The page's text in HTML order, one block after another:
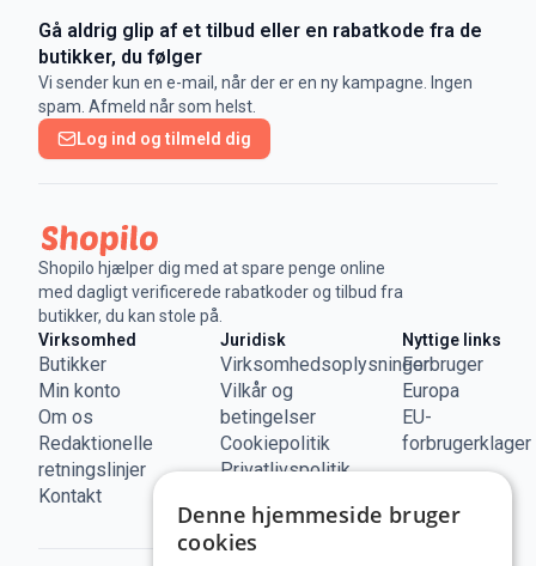
Gå aldrig glip af et tilbud eller en rabatkode fra de
butikker, du følger
Vi sender kun en e-mail, når der er en ny kampagne. Ingen
spam. Afmeld når som helst.
Log ind og tilmeld dig
Shopilo hjælper dig med at spare penge online
med dagligt verificerede rabatkoder og tilbud fra
butikker, du kan stole på.
Virksomhed
Butikker
Min konto
Om os
Redaktionelle
retningslinjer
Kontakt
Juridisk
Virksomhedsoplysninger
Vilkår og
betingelser
Cookiepolitik
Privatlivspolitik
Nyttige links
Forbruger
Europa
EU-
forbrugerklager
Denne hjemmeside bruger
cookies